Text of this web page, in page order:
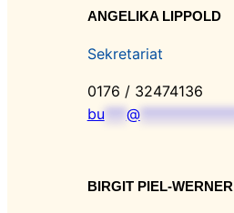
ANGELIKA LIPPOLD
Sekretariat
0176 / 32474136
bu
@**************
BIRGIT PIEL-WERNER